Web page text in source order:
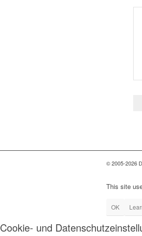
© 2005-2026
This site
OK
Cookie- und